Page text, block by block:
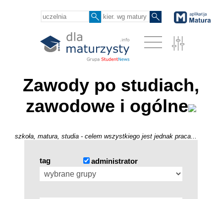
Zawody po studiach,
zawodowe i ogólne
szkoła, matura, studia - celem wszystkiego jest jednak praca...
tag administrator